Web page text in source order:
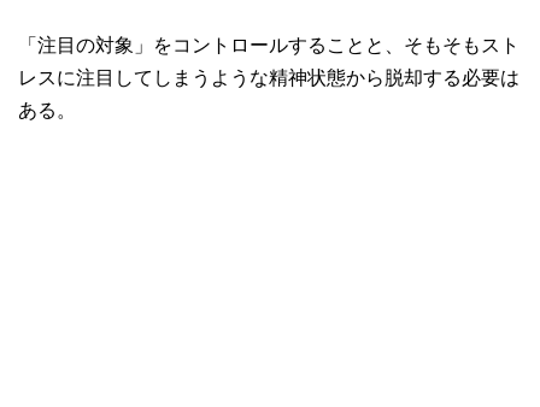
「注目の対象」をコントロールすることと、そもそもスト
レスに注目してしまうような精神状態から脱却する必要は
ある。